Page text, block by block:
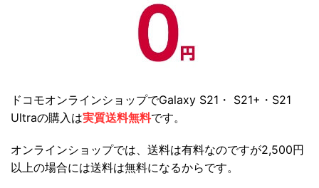
ドコモオンラインショップでGalaxy S21・ S21+・S21
Ultraの購入は実質送料無料です。
オンラインショップでは、送料は有料なのですが2,500円
以上の場合には送料は無料になるからです。